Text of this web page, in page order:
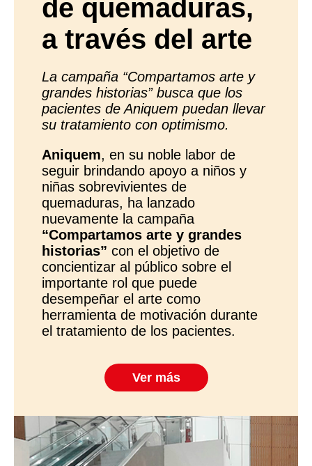
de quemaduras,
a través del arte
La campaña “Compartamos arte y
grandes historias” busca que los
pacientes de Aniquem puedan llevar
su tratamiento con optimismo.
Aniquem, en su noble labor de
seguir brindando apoyo a niños y
niñas sobrevivientes de
quemaduras, ha lanzado
nuevamente la campaña
“Compartamos arte y grandes
historias” con el objetivo de
concientizar al público sobre el
importante rol que puede
desempeñar el arte como
herramienta de motivación durante
el tratamiento de los pacientes.
Ver más